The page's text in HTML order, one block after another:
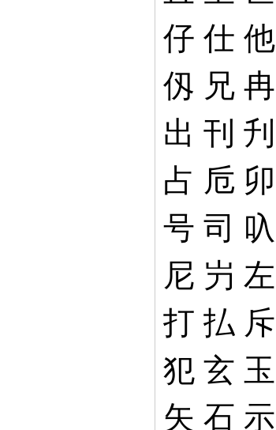
仔 仕 他
仭 兄 冉
出 刊 刋
占 卮 卯
号 司 叺
尼 屶 左
打 払 斥
犯 玄 玉
矢 石 示